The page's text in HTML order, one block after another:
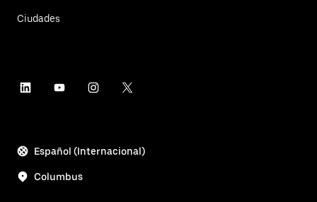
Ciudades
Español (Internacional)
Columbus